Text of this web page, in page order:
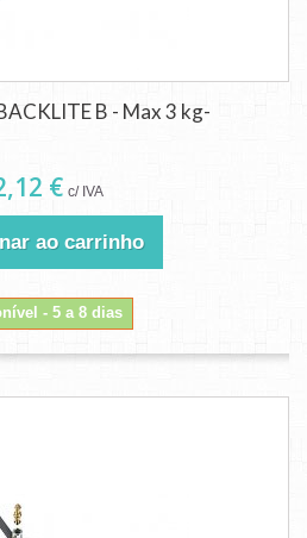
B - Max 3 kg-
€ c/ IVA
ao carrinho
- 5 a 8 dias